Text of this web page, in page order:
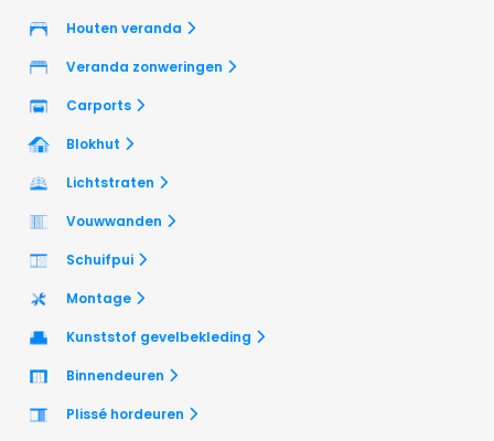
Houten veranda
Veranda zonweringen
Carports
Blokhut
Lichtstraten
Vouwwanden
Schuifpui
Montage
Kunststof gevelbekleding
Binnendeuren
Plissé hordeuren